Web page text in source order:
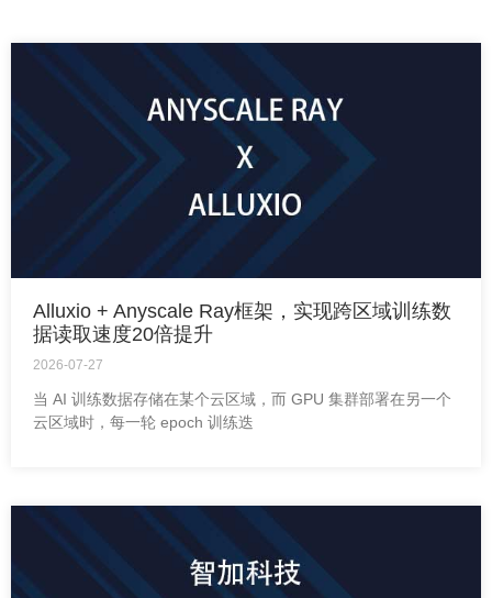
Alluxio + Anyscale Ray框架，实现跨区域训练数
据读取速度20倍提升
2026-07-27
当 AI 训练数据存储在某个云区域，而 GPU 集群部署在另一个
云区域时，每一轮 epoch 训练迭